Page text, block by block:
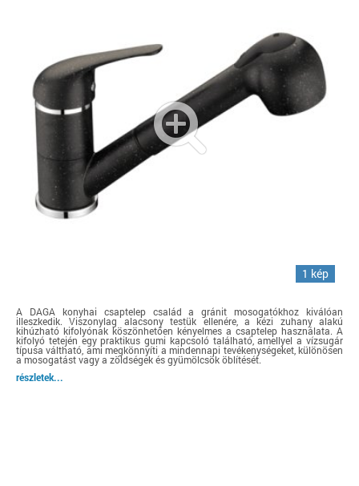
1 kép
A DAGA konyhai csaptelep család a gránit mosogatókhoz kiválóan
illeszkedik. Viszonylag alacsony testük ellenére, a kézi zuhany alakú
kihúzható kifolyónak köszönhetően kényelmes a csaptelep használata. A
kifolyó tetején egy praktikus gumi kapcsoló található, amellyel a vízsugár
típusa váltható, ami megkönnyíti a mindennapi tevékenységeket, különösen
a mosogatást vagy a zöldségek és gyümölcsök öblítését.
részletek...